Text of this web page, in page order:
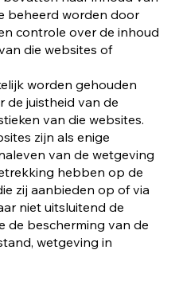
beheerd worden door
controle over de inhoud
die websites of
worden gehouden
de juistheid van de
van die websites.
zijn als enige
van de wetgeving
hebben op de
zij aanbieden op of via
niet uitsluitend de
de bescherming van de
wetgeving in